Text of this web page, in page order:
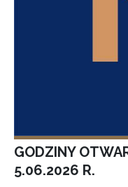
GODZINY
5.06.2026 R.